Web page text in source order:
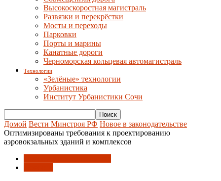
Высокоскоростная магистраль
Развязки и перекрёстки
Мосты и переходы
Парковки
Порты и марины
Канатные дороги
Черноморская кольцевая автомагистраль
Технологии
«Зелёные» технологии
Урбанистика
Институт Урбанистики Сочи
Домой Вести Минстроя РФ Новое в законодательстве
Оптимизированы требования к проектированию
аэровокзальных зданий и комплексов